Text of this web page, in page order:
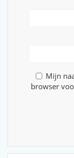
Mijn
browser